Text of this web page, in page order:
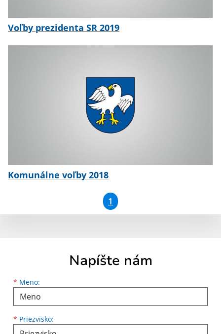
Voľby prezidenta SR 2019
Komunálne voľby 2018
1
Napíšte nám
* Meno:
Meno
* Priezvisko:
Priezvisko
E-mailová adresa